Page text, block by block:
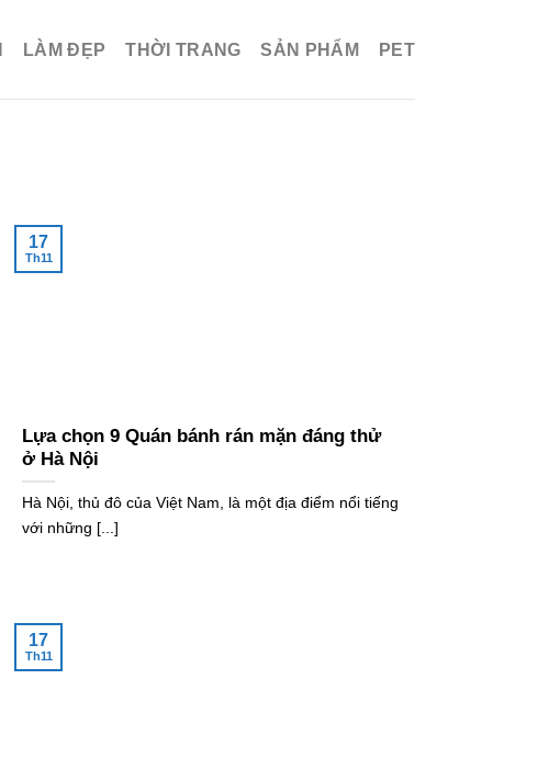
LÀM ĐẸP THỜI TRANG SẢN PHẨM PET
Lựa chọn 9 Quán bánh rán mặn đáng thử
ở Hà Nội
Hà Nội, thủ đô của Việt Nam, là một địa điểm nổi tiếng
với những [...]
17
Th11
17
Th11